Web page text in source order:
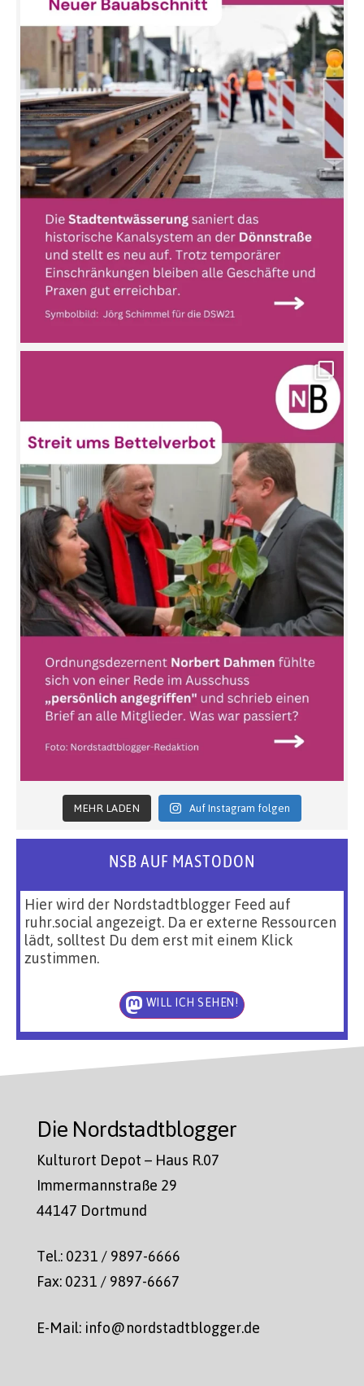
MEHR LADEN Auf Instagram folgen
NSB AUF MASTODON
Hier wird der Nordstadtblogger Feed auf
ruhr.social angezeigt. Da er externe Ressourcen
lädt, solltest Du dem erst mit einem Klick
zustimmen.
WILL ICH SEHEN!
Die Nordstadtblogger
Kulturort Depot – Haus R.07
Immermannstraße 29
44147 Dortmund
Tel.: 0231 / 9897-6666
Fax: 0231 / 9897-6667
E-Mail: info@nordstadtblogger.de